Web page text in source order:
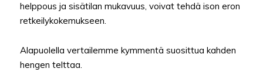
helppous ja sisätilan mukavuus, voivat tehdä ison eron
retkeilykokemukseen.
Alapuolella vertailemme kymmentä suosittua kahden
hengen telttaa.